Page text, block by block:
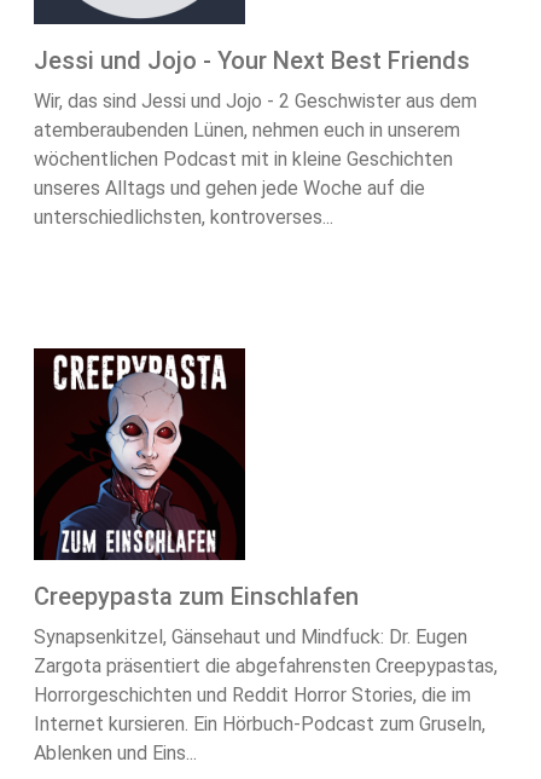
Jessi und Jojo - Your Next Best Friends
Wir, das sind Jessi und Jojo - 2 Geschwister aus dem
atemberaubenden Lünen, nehmen euch in unserem
wöchentlichen Podcast mit in kleine Geschichten
unseres Alltags und gehen jede Woche auf die
unterschiedlichsten, kontroverses...
Creepypasta zum Einschlafen
Synapsenkitzel, Gänsehaut und Mindfuck: Dr. Eugen
Zargota präsentiert die abgefahrensten Creepypastas,
Horrorgeschichten und Reddit Horror Stories, die im
Internet kursieren. Ein Hörbuch-Podcast zum Gruseln,
Ablenken und Eins...